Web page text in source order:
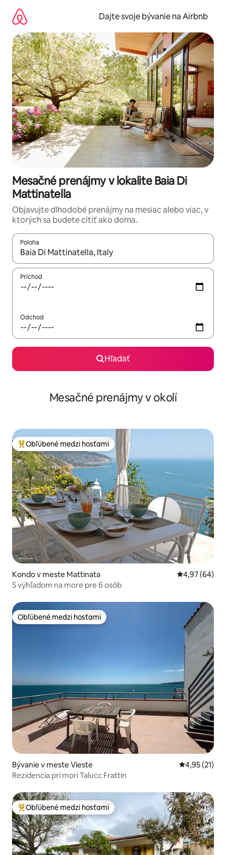
obsah.
Dajte svoje bývanie na Airbnb
Mesačné prenájmy v lokalite Baia Di
Mattinatella
Objavujte dlhodobé prenájmy na mesiac alebo viac, v
ktorých sa budete cítiť ako doma.
Poloha
Keď budú výsledky k dispozícii, môžete si ich prechádzať
Príchod
Odchod
Hľadať
Mesačné prenájmy v okolí
Najobľúbenejšie medzi hosťami
Obľúbené medzi hosťami
Kondo v meste Mattinata Priemerné
4,97 (64)
S výhľadom na more pre 6 osôb
Obľúbené medzi hosťami
Obľúbené medzi hosťami
Bývanie v meste Vieste Priemerné
4,95 (21)
Rezidencia pri mori Talucc Frattin
Najobľúbenejšie medzi hosťami
Obľúbené medzi hosťami